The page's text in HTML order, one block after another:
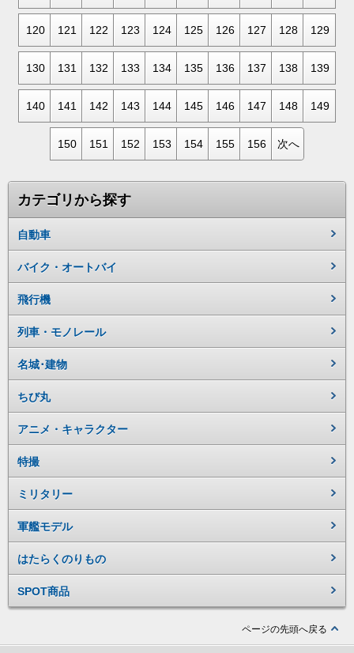
120 121 122 123 124 125 126 127 128 129
130 131 132 133 134 135 136 137 138 139
140 141 142 143 144 145 146 147 148 149
150 151 152 153 154 155 156 次へ
カテゴリから探す
自動車
バイク・オートバイ
飛行機
列車・モノレール
名城･建物
ちび丸
アニメ・キャラクター
特撮
ミリタリー
軍艦モデル
はたらくのりもの
SPOT商品
ページの先頭へ戻る